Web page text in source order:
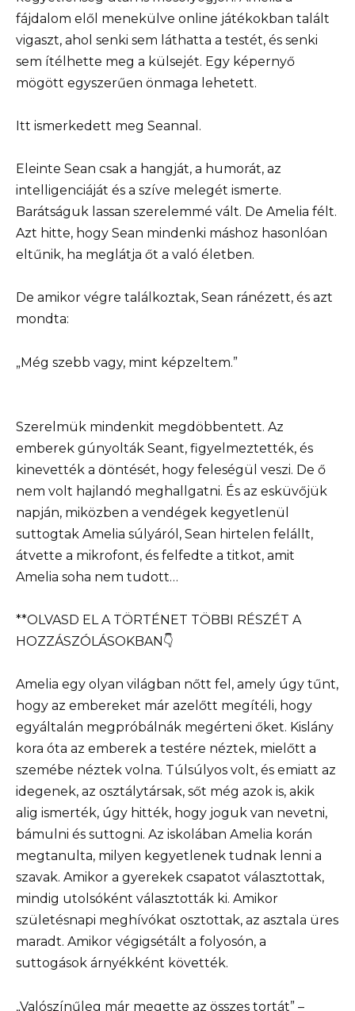
fájdalom elől menekülve online játékokban talált
vigaszt, ahol senki sem láthatta a testét, és senki
sem ítélhette meg a külsejét. Egy képernyő
mögött egyszerűen önmaga lehetett.
Itt ismerkedett meg Seannal.
Eleinte Sean csak a hangját, a humorát, az
intelligenciáját és a szíve melegét ismerte.
Barátságuk lassan szerelemmé vált. De Amelia félt.
Azt hitte, hogy Sean mindenki máshoz hasonlóan
eltűnik, ha meglátja őt a való életben.
De amikor végre találkoztak, Sean ránézett, és azt
mondta:
„Még szebb vagy, mint képzeltem.”
Szerelmük mindenkit megdöbbentett. Az
emberek gúnyolták Seant, figyelmeztették, és
kinevették a döntését, hogy feleségül veszi. De ő
nem volt hajlandó meghallgatni. És az esküvőjük
napján, miközben a vendégek kegyetlenül
suttogtak Amelia súlyáról, Sean hirtelen felállt,
átvette a mikrofont, és felfedte a titkot, amit
Amelia soha nem tudott…
**OLVASD EL A TÖRTÉNET TÖBBI RÉSZÉT A
HOZZÁSZÓLÁSOKBAN👇
Amelia egy olyan világban nőtt fel, amely úgy tűnt,
hogy az embereket már azelőtt megítéli, hogy
egyáltalán megpróbálnák megérteni őket. Kislány
kora óta az emberek a testére néztek, mielőtt a
szemébe néztek volna. Túlsúlyos volt, és emiatt az
idegenek, az osztálytársak, sőt még azok is, akik
alig ismerték, úgy hitték, hogy joguk van nevetni,
bámulni és suttogni. Az iskolában Amelia korán
megtanulta, milyen kegyetlenek tudnak lenni a
szavak. Amikor a gyerekek csapatot választottak,
mindig utolsóként választották ki. Amikor
születésnapi meghívókat osztottak, az asztala üres
maradt. Amikor végigsétált a folyosón, a
suttogások árnyékként követték.
„Valószínűleg már megette az összes tortát” –